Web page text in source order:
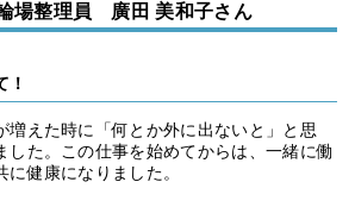
場整理員 廣田 美和子さん
！
えた時に「何とか外に出ないと」と思
した。この仕事を始めてからは、一緒に働
に健康になりました。